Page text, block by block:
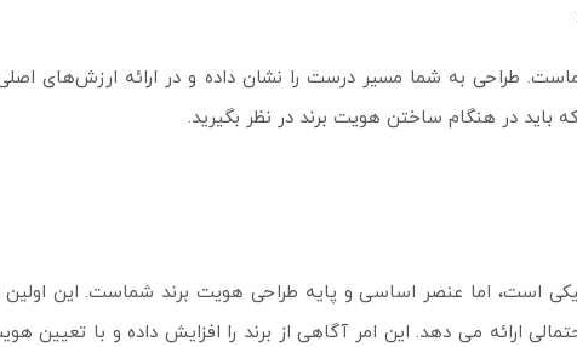
طراحی به شما مسیر درست را نشان داده و در ارائه ارزش‌های
باید در هنگام ساختن هویت برند در نظر بگیرید.
است، اما عنصر اساسی و پایه طراحی هویت برند شماست. این
ارائه می دهد. این امر آگاهی از برند را افزایش داده و با